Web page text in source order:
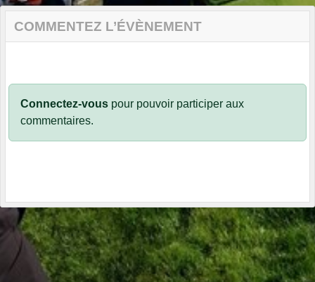
COMMENTEZ L’ÉVÈNEMENT
Connectez-vous pour pouvoir participer aux
commentaires.